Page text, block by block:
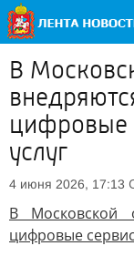
В
цифровые
услуг
4 июня 2026, 17:13
В Московской
цифровые